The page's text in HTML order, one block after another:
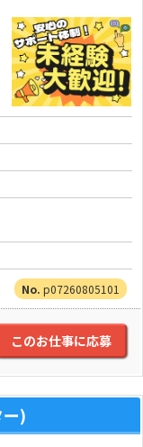
p07260805101
このお仕事に応募
)